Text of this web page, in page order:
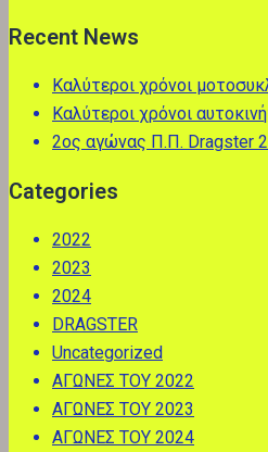
Recent News
Καλύτεροι χρόνοι
Καλύτεροι χρόνοι
2ος αγώνας Π.Π. Dragster
Categories
2022
2023
2024
DRAGSTER
Uncategorized
ΑΓΩΝΕΣ ΤΟΥ 2022
ΑΓΩΝΕΣ ΤΟΥ 2023
ΑΓΩΝΕΣ ΤΟΥ 2024